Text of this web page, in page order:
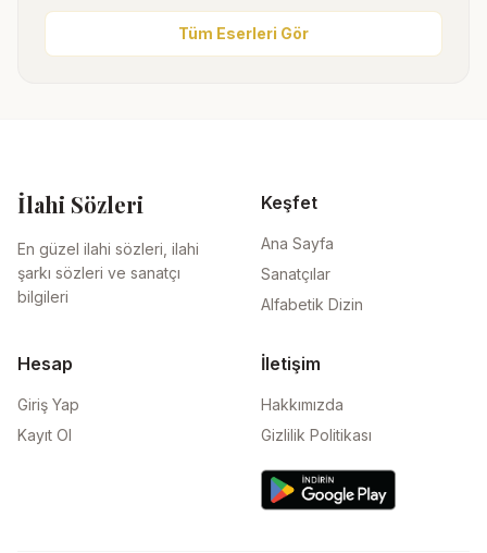
Tüm Eserleri Gör
İlahi Sözleri
En güzel ilahi sözleri, ilahi
şarkı sözleri ve sanatçı
bilgileri
Keşfet
Ana Sayfa
Sanatçılar
Alfabetik Dizin
Hesap
Giriş Yap
Kayıt Ol
İletişim
Hakkımızda
Gizlilik Politikası